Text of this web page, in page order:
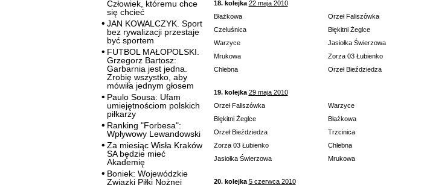
Człowiek, któremu chce
się chcieć
JAN KOWALCZYK. Sport
bez rywalizacji przestaje
być sportem
FUTBOL MAŁOPOLSKI.
Grzegorz Bartosz:
Garbarnia jest jedna.
Zrobię wszystko, aby
mówiła jednym głosem
Paulo Sousa: Ufam
umiejętnościom polskich
piłkarzy
Ranking "Forbesa":
Wpływowy Lewandowski
Za miesiąc Wisła Kraków
SA będzie mieć
Akademię
Boniek: Wojewódzkie
Związki Piłki Nożnej
18. kolejka 22 maja 2010
Błażkowa
Orzeł Faliszówka
Czeluśnica
Błękitni Żeglce
Warzyce
Jasiołka Świerzowa
Mrukowa
Zorza 03 Łubienko
Chlebna
Orzeł Bieździedza
19. kolejka 29 maja 2010
Orzeł Faliszówka
Warzyce
Błękitni Żeglce
Błażkowa
Orzeł Bieździedza
Trzcinica
Zorza 03 Łubienko
Chlebna
Jasiołka Świerzowa
Mrukowa
20. kolejka 5 czerwca 2010